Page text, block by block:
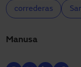
correderas
Manusa